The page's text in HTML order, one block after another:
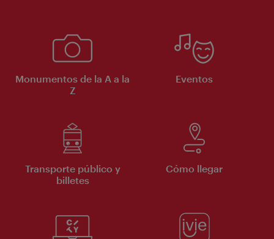
Monumentos de la A a la
Z
Eventos
Transporte público y
billetes
Cómo llegar